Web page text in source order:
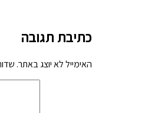
כתיבת תגובה
האימייל לא יוצג באתר.